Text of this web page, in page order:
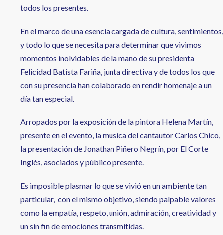
todos los presentes.
En el marco de una esencia cargada de cultura, sentimientos,
y todo lo que se necesita para determinar que vivimos
momentos inolvidables de la mano de su presidenta
Felicidad Batista Fariña, junta directiva y de todos los que
con su presencia han colaborado en rendir homenaje a un
día tan especial.
Arropados por la exposición de la pintora Helena Martín,
presente en el evento, la música del cantautor Carlos Chico,
la presentación de Jonathan Piñero Negrín, por El Corte
Inglés, asociados y público presente.
Es imposible plasmar lo que se vivió en un ambiente tan
particular, con el mismo objetivo, siendo palpable valores
como la empatía, respeto, unión, admiración, creatividad y
un sin fin de emociones transmitidas.